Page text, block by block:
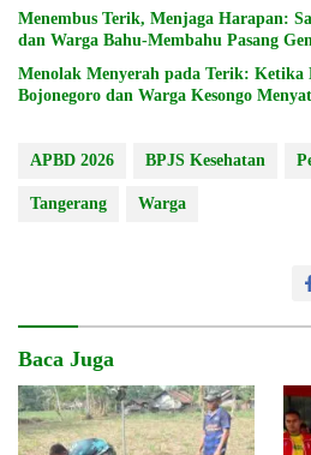
Menembus Terik, Menjaga Harapan:
dan Warga Bahu-Membahu Pasang
Menolak Menyerah pada Terik: Ketika
Bojonegoro dan Warga Kesongo
APBD 2026 BPJS Kesehatan
Tangerang Warga
Baca Juga